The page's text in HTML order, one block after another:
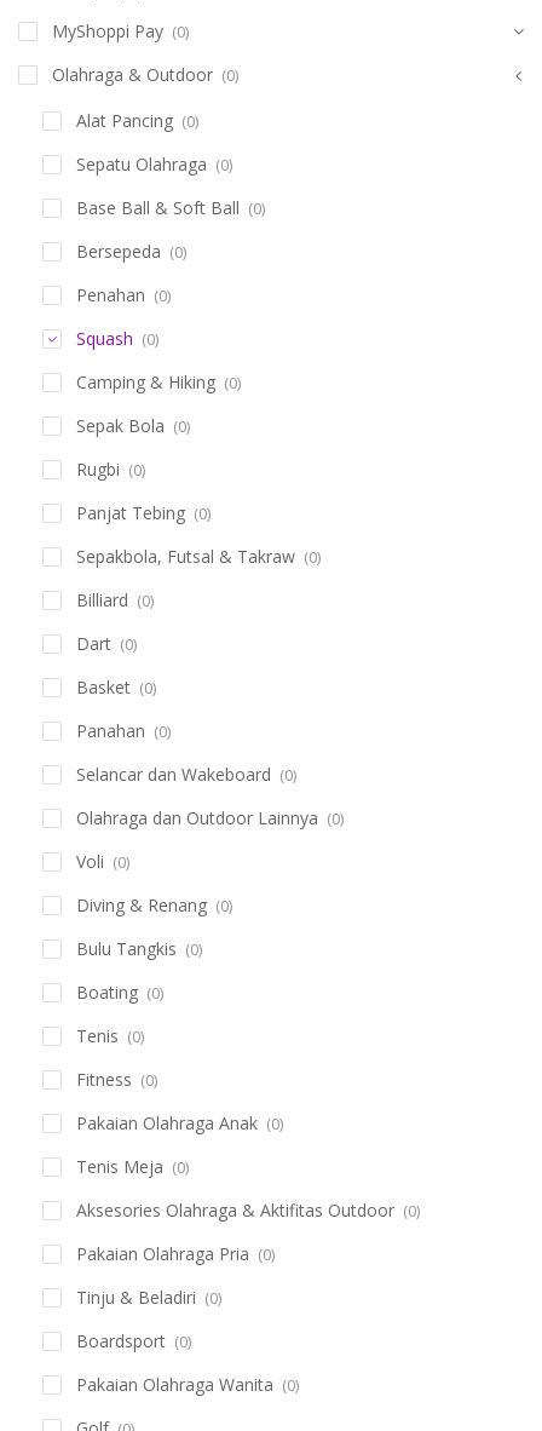
MyShoppi Pay (0)
Olahraga & Outdoor (0)
Alat Pancing (0)
Sepatu Olahraga (0)
Base Ball & Soft Ball (0)
Bersepeda (0)
Penahan (0)
Squash (0)
Camping & Hiking (0)
Sepak Bola (0)
Rugbi (0)
Panjat Tebing (0)
Sepakbola, Futsal & Takraw (0)
Billiard (0)
Dart (0)
Basket (0)
Panahan (0)
Selancar dan Wakeboard (0)
Olahraga dan Outdoor Lainnya (0)
Voli (0)
Diving & Renang (0)
Bulu Tangkis (0)
Boating (0)
Tenis (0)
Fitness (0)
Pakaian Olahraga Anak (0)
Tenis Meja (0)
Aksesories Olahraga & Aktifitas Outdoor (0)
Pakaian Olahraga Pria (0)
Tinju & Beladiri (0)
Boardsport (0)
Pakaian Olahraga Wanita (0)